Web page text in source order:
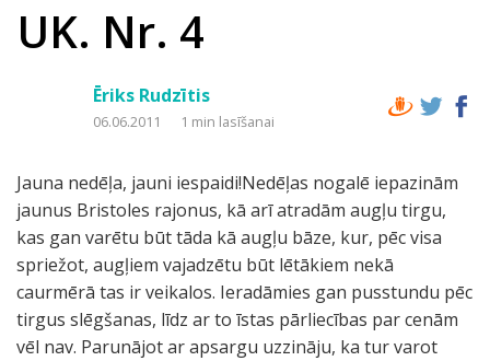
UK. Nr. 4
Ēriks Rudzītis
06.06.2011 1 min lasīšanai
Jauna nedēļa, jauni iespaidi!Nedēļas nogalē iepazinām
jaunus Bristoles rajonus, kā arī atradām augļu tirgu,
kas gan varētu būt tāda kā augļu bāze, kur, pēc visa
spriežot, augļiem vajadzētu būt lētākiem nekā
caurmērā tas ir veikalos. Ieradāmies gan pusstundu pēc
tirgus slēgšanas, līdz ar to īstas pārliecības par cenām
vēl nav. Parunājot ar apsargu uzzināju, ka tur varot